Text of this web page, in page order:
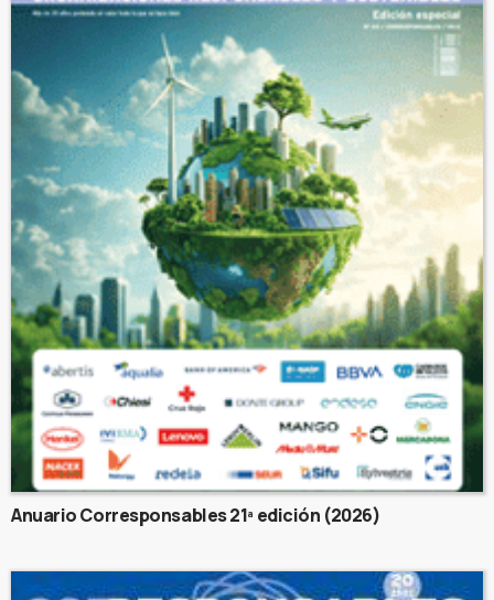
Anuario Corresponsables 21ª edición (2026)